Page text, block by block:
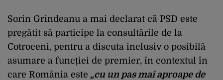
Sorin Grindeanu a mai declarat că PSD este
pregătit să participe la consultările de la
Cotroceni, pentru a discuta inclusiv o posibilă
asumare a funcției de premier, în contextul în
care România este „cu un pas mai aproape de